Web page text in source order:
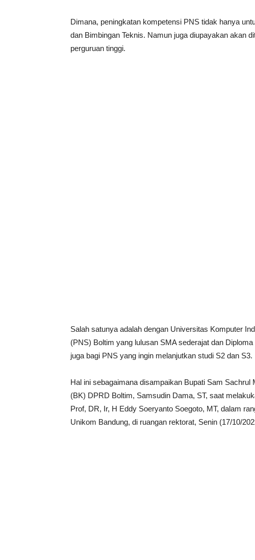
Dimana, peningkatan kompetensi PNS tidak hanya
dan Bimbingan Teknis. Namun juga diupayakan akan
perguruan tinggi.
Salah satunya adalah dengan Universitas Komputer
(PNS) Boltim yang lulusan SMA sederajat dan
juga bagi PNS yang ingin melanjutkan studi S2 dan S3.
Hal ini sebagaimana disampaikan Bupati Sam
(BK) DPRD Boltim, Samsudin Dama, ST, saat
Prof, DR, Ir, H Eddy Soeryanto Soegoto, MT, dalam
Unikom Bandung, di ruangan rektorat, Senin (17/10/